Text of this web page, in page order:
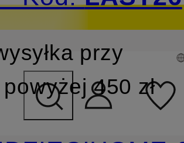
przy
450 zł